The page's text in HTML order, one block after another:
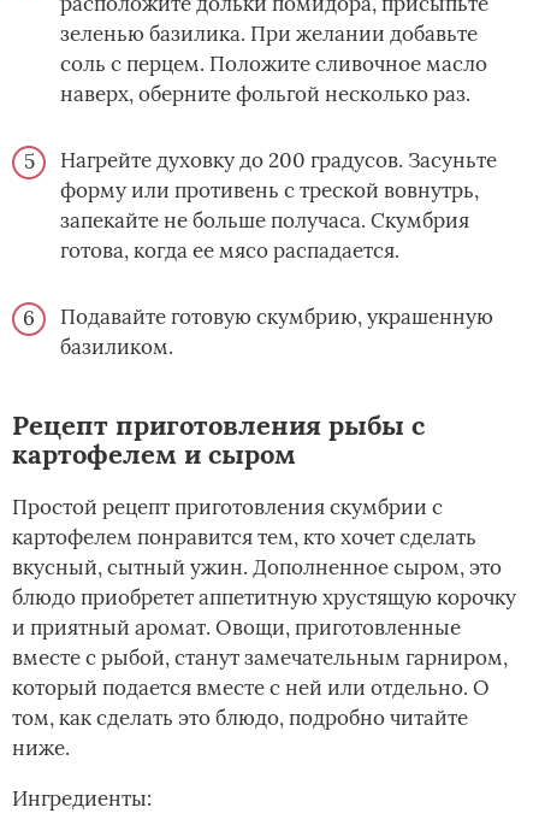
зеленью базилика. При желании добавьте
соль с перцем. Положите сливочное масло
наверх, оберните фольгой несколько раз.
Нагрейте духовку до 200 градусов. Засуньте
форму или противень с треской вовнутрь,
запекайте не больше получаса. Скумбрия
готова, когда ее мясо распадается.
Подавайте готовую скумбрию, украшенную
базиликом.
Рецепт приготовления рыбы с
картофелем и сыром
Простой рецепт приготовления скумбрии с
картофелем понравится тем, кто хочет сделать
вкусный, сытный ужин. Дополненное сыром, это
блюдо приобретет аппетитную хрустящую корочку
и приятный аромат. Овощи, приготовленные
вместе с рыбой, станут замечательным гарниром,
который подается вместе с ней или отдельно. О
том, как сделать это блюдо, подробно читайте
ниже.
Ингредиенты: